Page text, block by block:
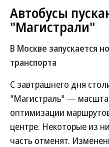
Автобусы
"Магистрали"
В Москве запускается
транспорта
С завтрашнего дня
"Магистраль" —
оптимизации
центре. Некоторые из
часть отменят.